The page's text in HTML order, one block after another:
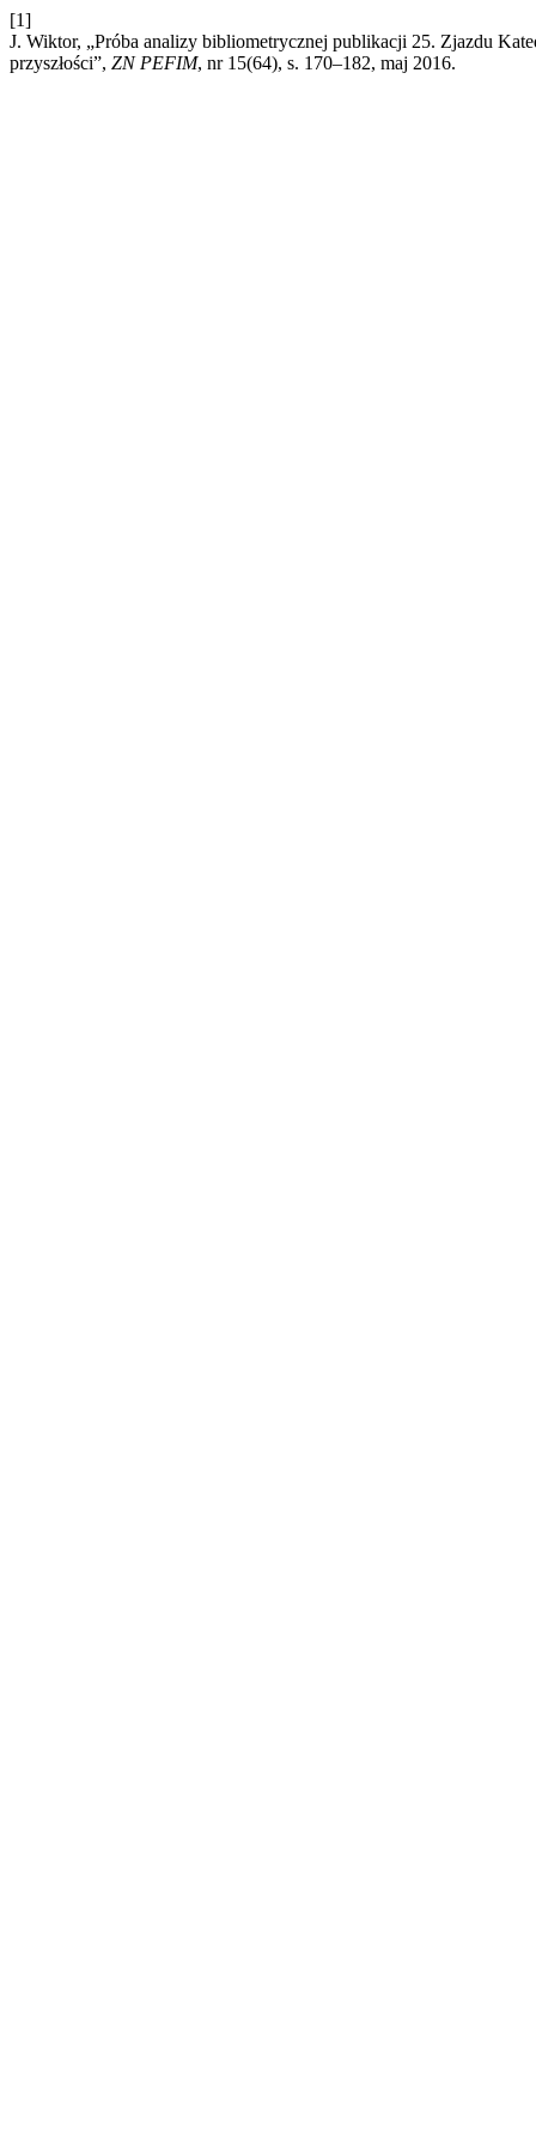
[1]
J. Wiktor, „Próba analizy bibliometrycznej publikacji 25. Zjazdu
przyszłości”, ZN PEFIM, nr 15(64), s. 170–182, maj 2016.